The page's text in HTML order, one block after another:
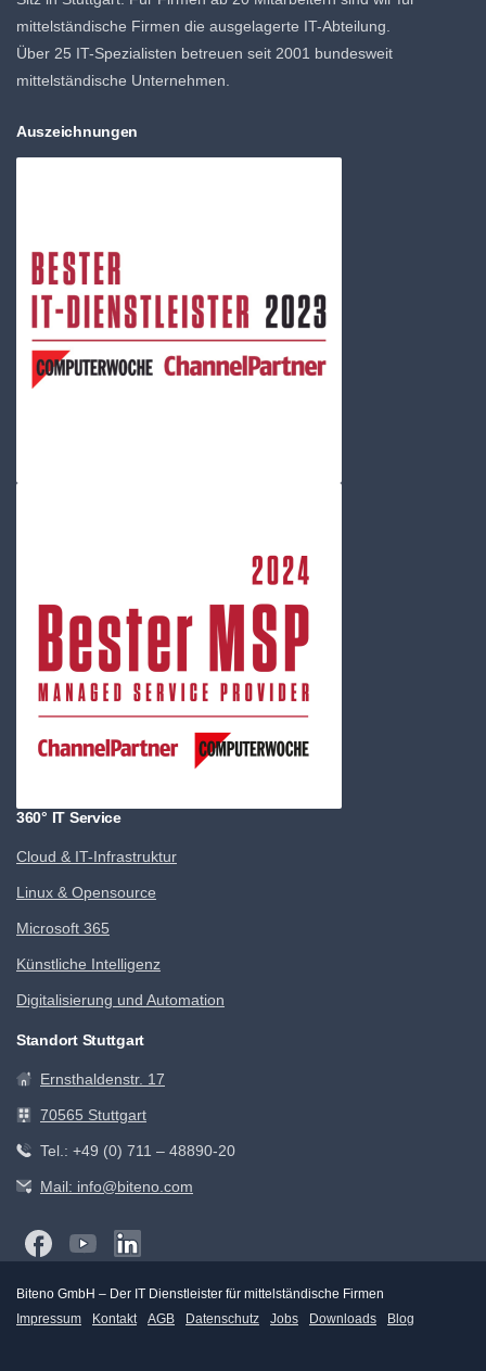
mittelständische Firmen die ausgelagerte IT-Abteilung.
Über 25 IT-Spezialisten betreuen seit 2001 bundesweit
mittelständische Unternehmen.
Auszeichnungen
360° IT Service
Cloud & IT-Infrastruktur
Linux & Opensource
Microsoft 365
Künstliche Intelligenz
Digitalisierung und Automation
Standort Stuttgart
Ernsthaldenstr. 17
70565 Stuttgart
Tel.: +49 (0) 711 – 48890-20
Mail: info@biteno.com
Biteno GmbH – Der IT Dienstleister für mittelständische Firmen
Impressum
Kontakt AGB Datenschutz Jobs Downloads Blog